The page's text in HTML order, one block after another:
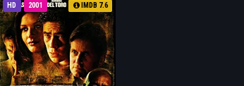
HD 2001 IMDB 7.6